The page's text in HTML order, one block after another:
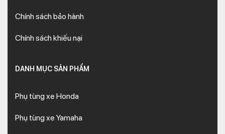
Chính sách bảo hành
Chính sách khiếu nại
DANH MỤC SẢN PHẨM
Phụ tùng xe Honda
Phụ tùng xe Yamaha